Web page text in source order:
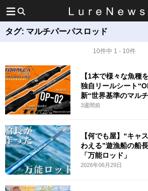
タグ: マルチパーパスロッド
10件中 1 - 10件
【1本で様々な魚種
独自リールシート
新“世界基準のマル
3週間前
【何でも屋】“キャ
わえる”遊漁船の船
「万能ロッド」
2026年06月29日